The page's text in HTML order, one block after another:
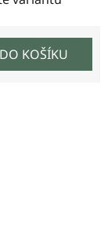
DO KOŠÍKU